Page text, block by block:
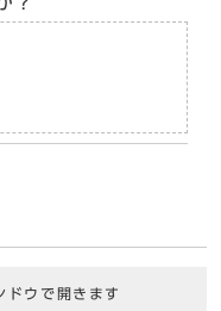
ドウで開きます